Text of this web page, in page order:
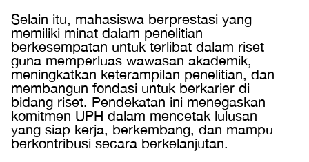
Selain itu, mahasiswa berprestasi yang
memiliki minat dalam penelitian
berkesempatan untuk terlibat dalam riset
guna memperluas wawasan akademik,
meningkatkan keterampilan penelitian, dan
membangun fondasi untuk berkarier di
bidang riset. Pendekatan ini menegaskan
komitmen UPH dalam mencetak lulusan
yang siap kerja, berkembang, dan mampu
berkontribusi secara berkelanjutan.